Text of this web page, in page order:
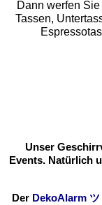
Dann werfen
Tassen,
Unser
Events. Natürlich
Der DekoAlarm ツ